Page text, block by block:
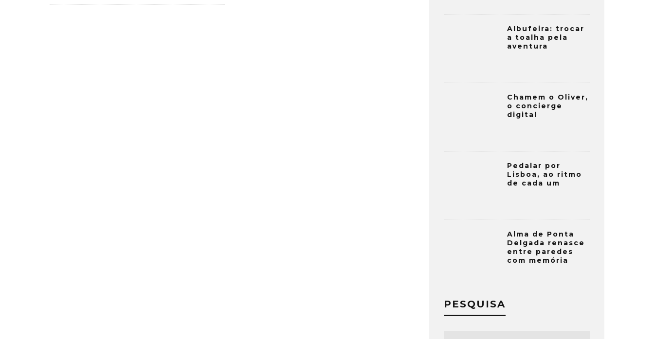
Albufeira: trocar
a toalha pela
aventura
Chamem o Oliver,
o concierge
digital
Pedalar por
Lisboa, ao ritmo
de cada um
Alma de Ponta
Delgada renasce
entre paredes
com memória
PESQUISA